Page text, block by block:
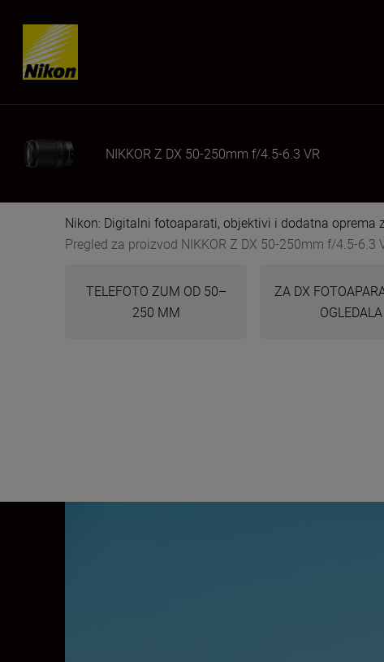
Skip content
NIKKOR Z DX 50-250mm f/4.5-6.3 VR
Nikon: Digitalni fotoaparati, objektivi i dodatna oprema
Pregled za proizvod NIKKOR Z DX 50-250mm f/4.5-6.3
TELEFOTO ZUM OD 50–
250 MM
ZA DX
OGLEDALA